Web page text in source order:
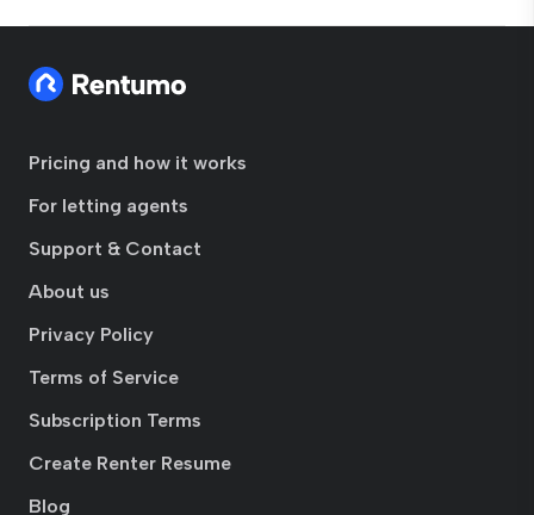
Pricing and how it works
For letting agents
Support & Contact
About us
Privacy Policy
Terms of Service
Subscription Terms
Create Renter Resume
Blog